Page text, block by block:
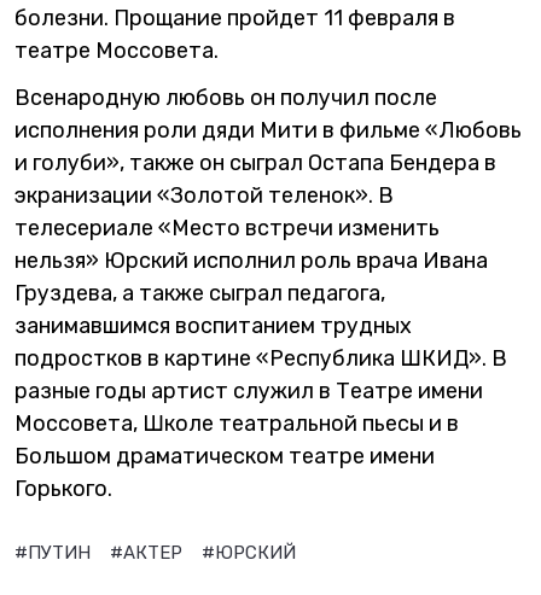
болезни. Прощание пройдет 11 февраля в
театре Моссовета.
Всенародную любовь он получил после
исполнения роли дяди Мити в фильме «Любовь
и голуби», также он сыграл Остапа Бендера в
экранизации «Золотой теленок». В
телесериале «Место встречи изменить
нельзя» Юрский исполнил роль врача Ивана
Груздева, а также сыграл педагога,
занимавшимся воспитанием трудных
подростков в картине «Республика ШКИД». В
разные годы артист служил в Театре имени
Моссовета, Школе театральной пьесы и в
Большом драматическом театре имени
Горького.
#ПУТИН #АКТЕР #ЮРСКИЙ